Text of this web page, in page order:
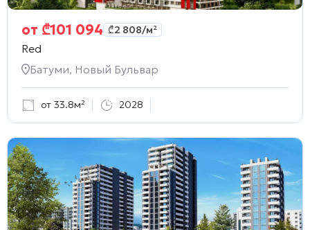
от ₾101 094 ₾2 808/м²
Red
Батуми, Новый Бульвар
от 33.8м² 2028